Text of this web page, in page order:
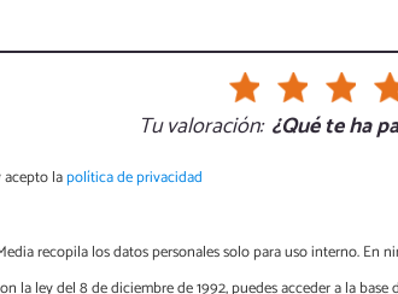
Tu valoración: ¿Qué te ha
acepto lapolítica de privacidad
recopila los datos personales solo para uso interno. En
la ley del 8 de diciembre de 1992, puedes acceder a la